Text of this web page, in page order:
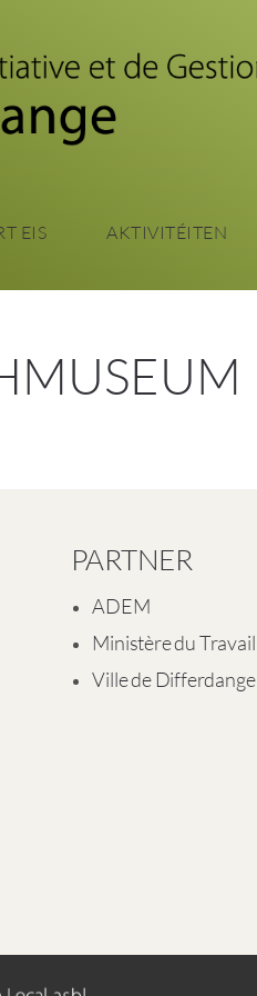
EIS AKTIVITÉITEN
PARTNER
ADEM
Ministère du Travail
Ville de Differdange